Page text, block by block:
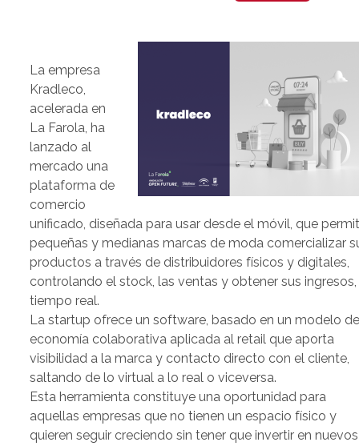
La empresa
Kradleco,
acelerada en
La Farola, ha
lanzado al
mercado una
plataforma de
comercio
unificado, diseñada para usar desde el móvil, que
pequeñas y medianas marcas de moda comercializar
productos a través de distribuidores físicos y digitales,
controlando el stock, las ventas y obtener sus ingresos,
tiempo real.
La startup ofrece un software, basado en un modelo
economía colaborativa aplicada al retail que aporta
visibilidad a la marca y contacto directo con el cliente,
saltando de lo virtual a lo real o viceversa.
Esta herramienta constituye una oportunidad para
aquellas empresas que no tienen un espacio físico y
quieren seguir creciendo sin tener que invertir en nuevos